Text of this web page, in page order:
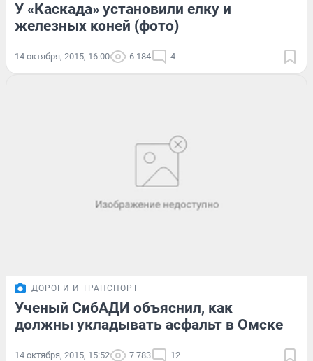
У «Каскада» установили елку и
железных коней (фото)
14 октября, 2015, 16:00 6 184 4
ДОРОГИ И ТРАНСПОРТ
Ученый СибАДИ объяснил, как
должны укладывать асфальт в Омске
14 октября, 2015, 15:52 7 783 12